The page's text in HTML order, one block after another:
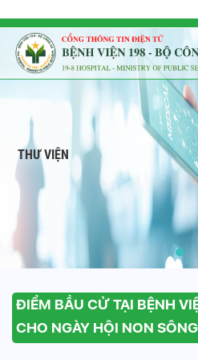
THƯ VIỆN
ĐIỂM BẦU CỬ TẠI BỆNH
CHO NGÀY HỘI NON SÔNG